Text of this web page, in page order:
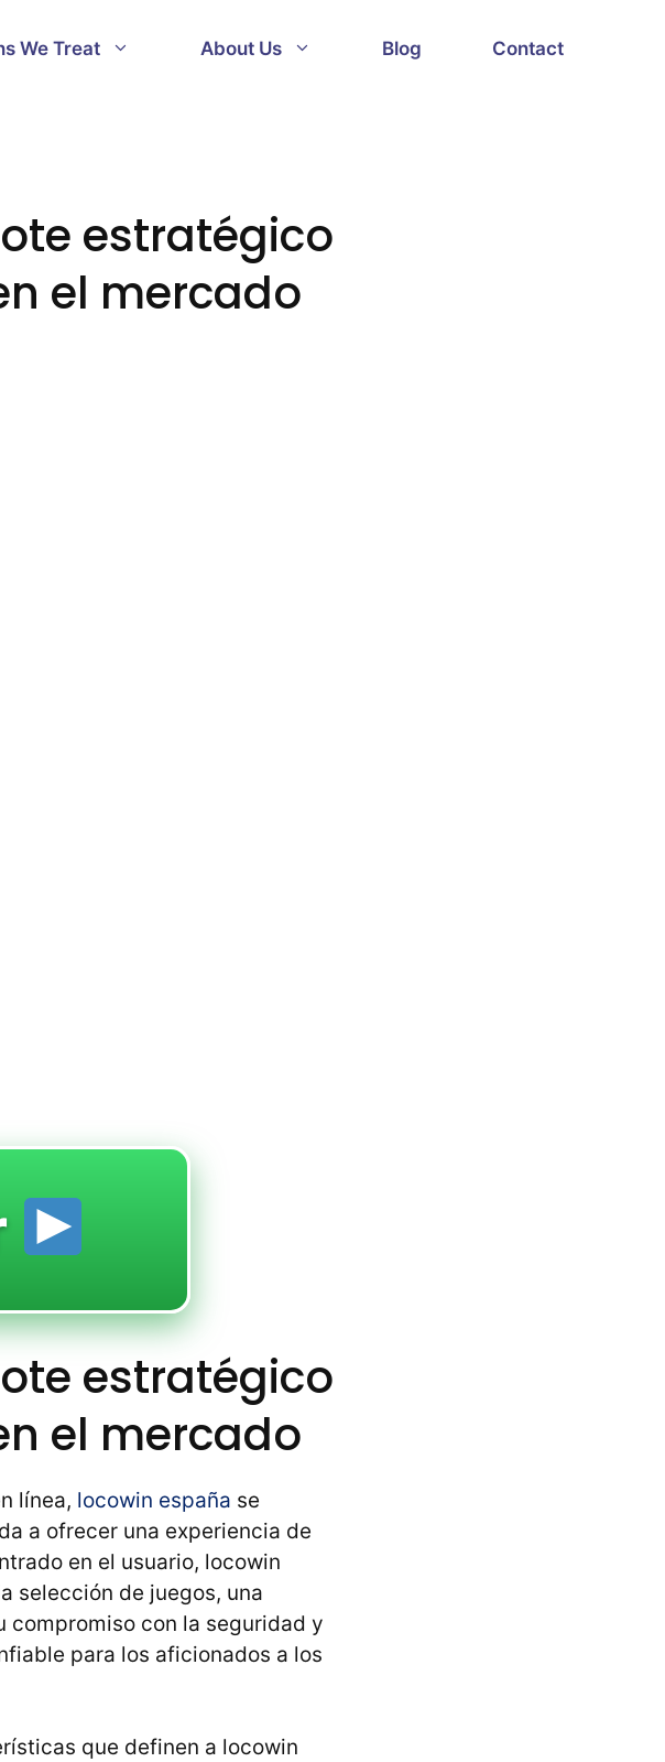
We Treat About Us Blog Contact
estratégico
el mercado
estratégico
el mercado
línea, locowin españa se
a ofrecer una experiencia de
en el usuario, locowin
selección de juegos, una
con la seguridad y
para los aficionados a los
que definen a locowin